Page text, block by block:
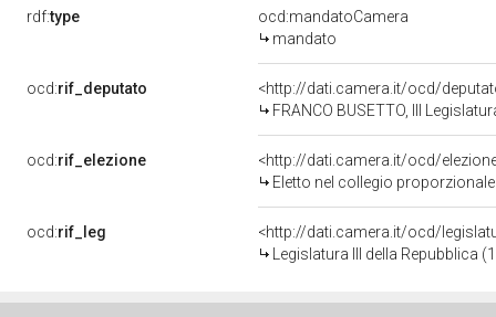
rdf:type
ocd:mandatoCamera
mandato
ocd:rif_deputato
<http://dati.camera.it/ocd/
FRANCO BUSETTO, III
ocd:rif_elezione
<http://dati.camera.it/ocd/
Eletto nel collegio proporzionale
ocd:rif_leg
<http://dati.camera.it/ocd/
Legislatura III della Repubblica